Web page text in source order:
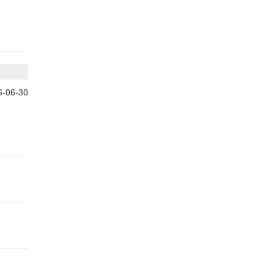
06-30